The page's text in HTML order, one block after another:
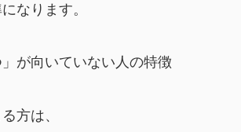
なります。
」が向いていない人の特徴
方は、